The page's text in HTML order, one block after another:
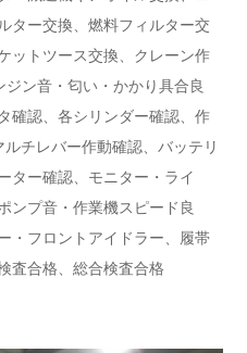
ター交換、燃料フィルター交
ットツース交換、クレーン作
ン音・匂い・かかり具合良
確認、各シリンダー確認、作
チレバー作動確認、バッテリ
ター確認、モニター・ライ
ンプ音・作業機スピード良
・フロントアイドラー、履帯
査合格、総合検査合格